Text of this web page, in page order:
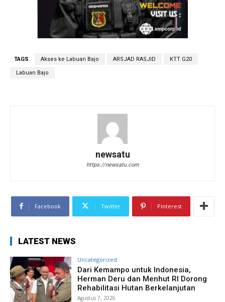
TAGS Akses ke Labuan Bajo ARSJAD RASJID KTT G20
Labuan Bajo
newsatu
https://newsatu.com
Facebook Twitter Pinterest
LATEST NEWS
Uncategorized
Dari Kemampo untuk Indonesia,
Herman Deru dan Menhut RI Dorong
Rehabilitasi Hutan Berkelanjutan
Agustus 7, 2026